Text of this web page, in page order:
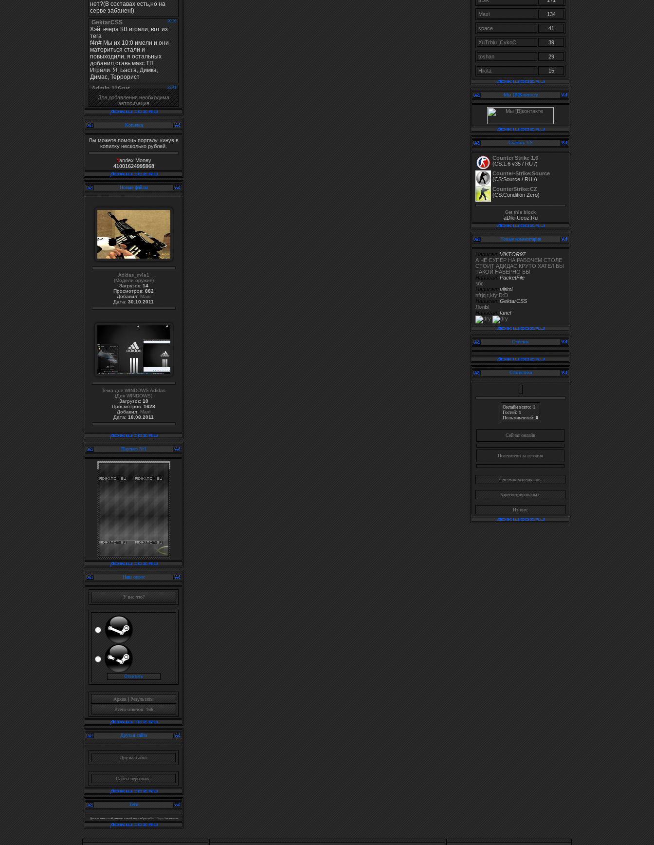
Для добавления необходима
авторизация
Копилка
Вы можете помочь порталу, кинув в
копилку несколько рублей.
Yandex Money
41001624995968
Новые файлы
Adidas_m4a1
(Модели оружия)
Загрузок: 14
Просмотров: 882
Добавил: Maxi
Дата: 30.10.2011
Тема для WINDOWS Adidas
(Для WINDOWS)
Загрузок: 10
Просмотров: 1628
Добавил: Maxi
Дата: 18.08.2011
Партнер №1
Наш опрос
У вас что?
Архив | Результаты
Всего ответов: 166
Друзья сайта
Друзья сайта:
Сайты персонала:
Теги
Для красивого отображения этого блока требуетсяFlash Player 9или выше.
Maxi 134
space 41
XuTrblu_CykoO 39
toshan 29
Hikita 15
Мы [В]Контакте
Скачать CS
Counter Strike 1.6
(CS:1.6 v35 / RU /)
Counter-Strike:Source
(CS:Source / RU /)
CounterStrike:CZ
(CS:Condition Zero)
Get this block
aDiki.Ucoz.Ru
Новые комментарии
Написал: VIKTOR97
А ЧЁ СУПЕР НА РАБОЧЕМ СТОЛЕ
СТОИТ АДИДАС КРУТО ХАТЕЛ БЫ
ТАКОЙ НАВЕРНО БЫ
Написал: PacketFile
збс
Написал: uiltimi
nfrjq t,kfy:D:D
Написал: GektarCSS
ЛолЫ
Написал: fanel
Счетчик
Статистика
Онлайн всего: 1
Гостей: 1
Пользователей: 0
Cейчас онлайн
Посетители за сегодня
Счетчик материалов:
Зарегистрированых:
Из них: